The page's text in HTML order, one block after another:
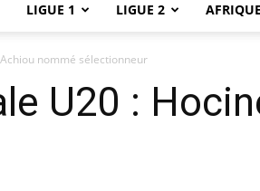
LIGUE 1 LIGUE 2 AFRIQUE
nommé sélectionneur
U20 :